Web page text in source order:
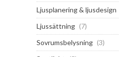
Ljusplanering & ljusdesign
Ljussättning (7)
Sovrumsbelysning (3)